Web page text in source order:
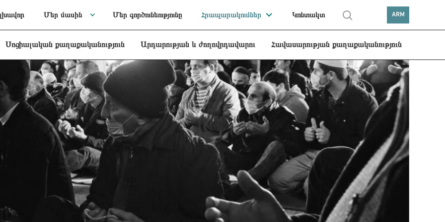
Մեր մասին Մեր գործունեությունը Հրապարակումներ Կոնտակտ ARM
Սոցիալական քաղաքականություն Արդարության և ժողովրդավարու Հավասարության քաղաքականություն